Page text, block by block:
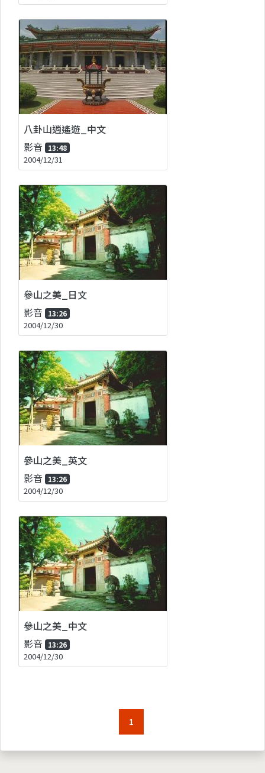
八卦山逍遙遊_中文
影音 13:48
2004/12/31
參山之美_日文
影音 13:26
2004/12/30
參山之美_英文
影音 13:26
2004/12/30
參山之美_中文
影音 13:26
2004/12/30
1